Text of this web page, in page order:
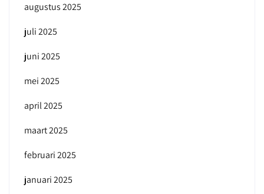
augustus 2025
juli 2025
juni 2025
mei 2025
april 2025
maart 2025
februari 2025
januari 2025